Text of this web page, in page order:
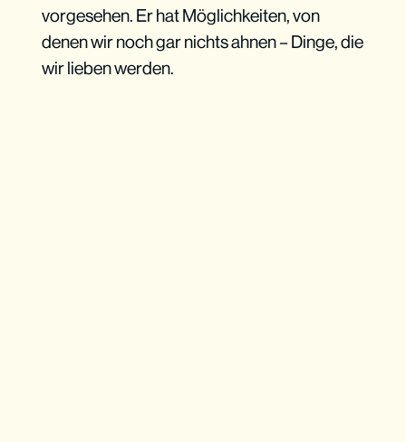
vorgesehen. Er hat Möglichkeiten, von
denen wir noch gar nichts ahnen – Dinge, die
wir lieben werden.